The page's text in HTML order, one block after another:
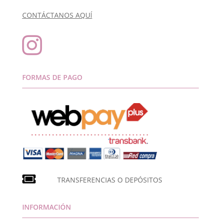
CONTÁCTANOS AQUÍ

FORMAS DE PAGO
TRANSFERENCIAS O DEPÓSITOS
INFORMACIÓN